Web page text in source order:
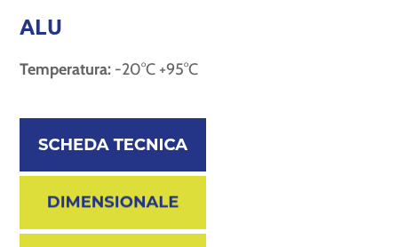
ALU
Temperatura: -20°C +95°C